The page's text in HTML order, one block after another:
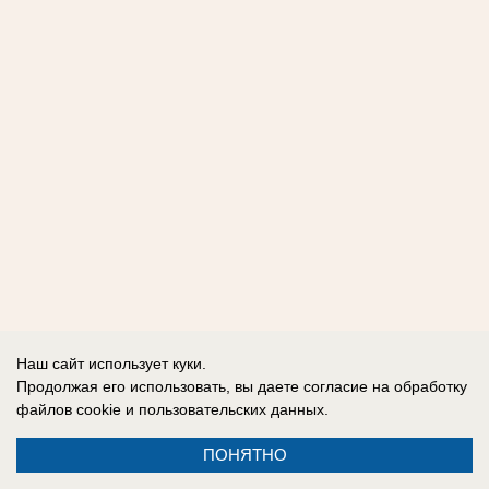
Наш сайт использует куки.
Продолжая его использовать, вы даете согласие на обработку
файлов cookie и пользовательских данных.
ПОНЯТНО